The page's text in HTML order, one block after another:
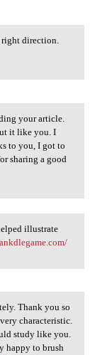
direction.
your article.
it like you. I
to you, I got to
sharing a good
illustrate
Thank you so
characteristic.
study like you.
happy to brush